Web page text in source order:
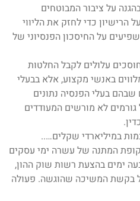
על ציבור המבוטחים
הרישיון כדי לחזק את הליווי
על החיסכון הפנסיוני של
עלולים לקבל החלטות
באנשי מקצוע, אלא בבעלי
שבהם בעלי הפנסיה נתונים
לא מורשים המעודדים
במיליארדי שקלים…..
המתנה של עשרה ימי עסקים
ימים בהצעת רשות שוק ההון,
בקשת המשיכה שהוגשה. פעולה